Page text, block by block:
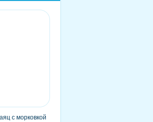
с морковкой